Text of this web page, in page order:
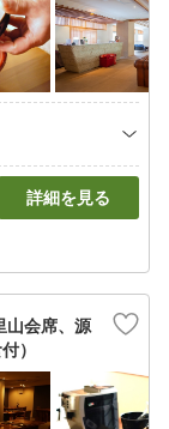
詳細を見る
山会席、源
）